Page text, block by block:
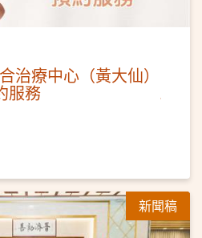
治療中心（黃大仙）
服務
新聞稿